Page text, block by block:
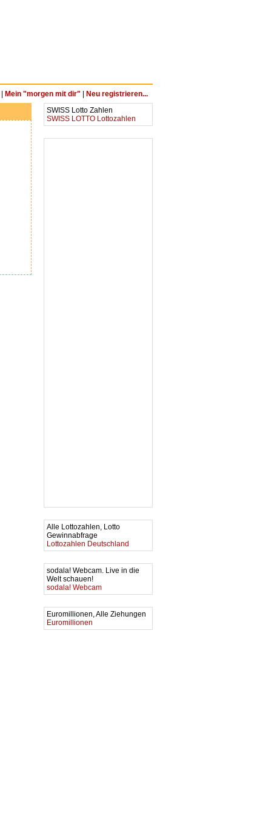
Mein "morgen mit dir" Neu registrieren...
SWISS Lotto Zahlen
SWISS LOTTO Lottozahlen
Alle Lottozahlen, Lotto
Gewinnabfrage
Lottozahlen Deutschland
sodala! Webcam. Live in die
Welt schauen!
sodala! Webcam
Euromillionen, Alle Ziehungen
Euromillionen